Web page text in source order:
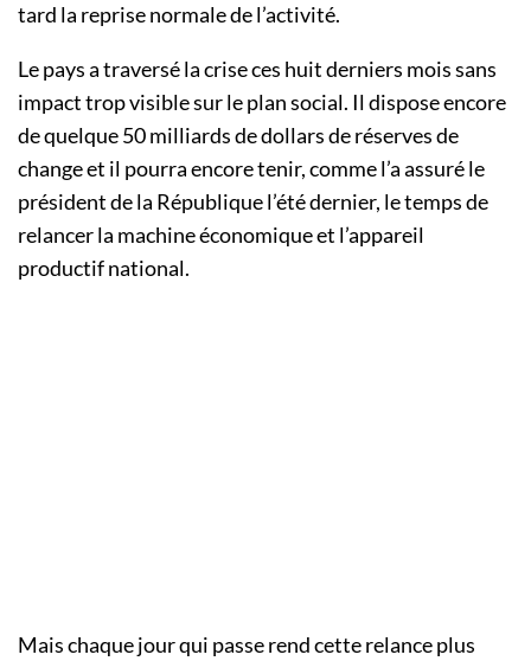
tard la reprise normale de l’activité.
Le pays a traversé la crise ces huit derniers mois sans
impact trop visible sur le plan social. Il dispose encore
de quelque 50 milliards de dollars de réserves de
change et il pourra encore tenir, comme l’a assuré le
président de la République l’été dernier, le temps de
relancer la machine économique et l’appareil
productif national.
Mais chaque jour qui passe rend cette relance plus